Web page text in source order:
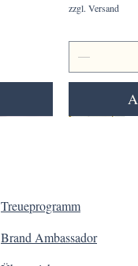
zzgl. Versand
Treueprogramm
Brand Ambassador